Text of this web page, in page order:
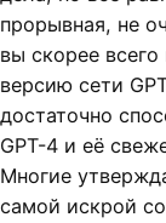
прорывная, не
вы скорее
версию сети
достаточно
GPT-4 и её
Многие
самой искрой